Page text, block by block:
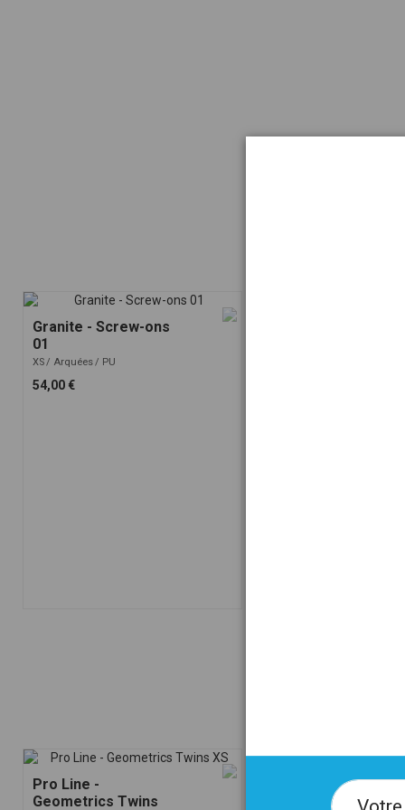
Granite - Screw-ons
01
XS Arquées PU
54,00 €
Pro Line -
Geometrics Twins
Small Beans 3
Arquées Plats TP